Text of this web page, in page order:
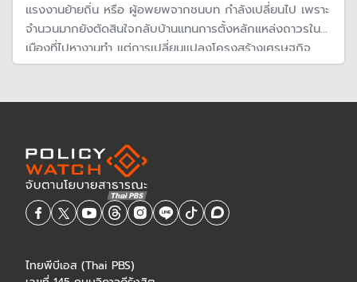
แรงงานย้ายถิ่น หรือ ผู้อพยพจากชนบท กำลังเปลี่ยนไป เพราะ
จำนวนมากยังตัดสินใจกลับบ้านแทนการตั้งหลักแหล่งถาวรใน
เมืองที่ไปหางานทำ แต่การเปลี่ยนแปลงโครงสร้างเศรษฐกิจ
สังคมในช่วง 2 ปีที่ผ่านมา ทำให้คนต่างจังหวัดกลับบ้านเกิด
ไทยพีบีเอส (Thai PBS)